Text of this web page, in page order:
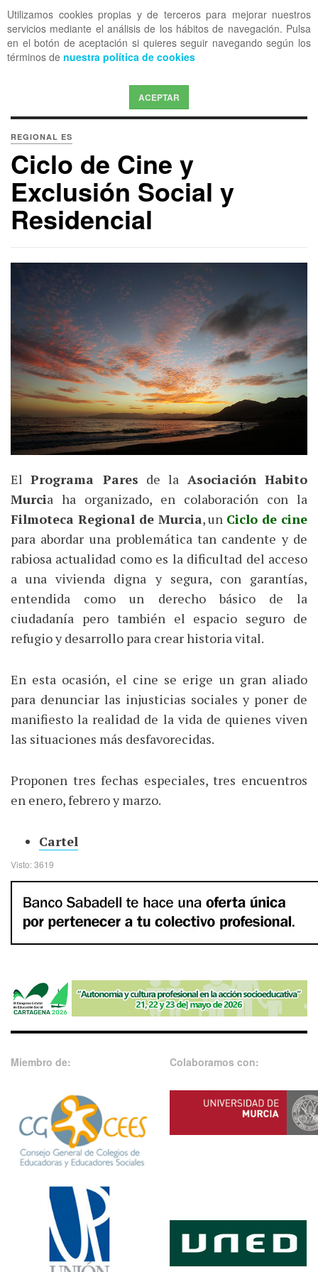
Utilizamos cookies propias y de terceros para mejorar nuestros
servicios mediante el análisis de los hábitos de navegación. Pulsa
en el botón de aceptación si quieres seguir navegando según los
términos de nuestra política de cookies
ACEPTAR
OFF CANVAS
REGIONAL ES
Ciclo de Cine y
Exclusión Social y
Residencial
ElPrograma Pares de la Asociación Habito
Murcia ha organizado, en colaboración con la
Filmoteca Regional de Murcia, un Ciclo de cine
para abordar una problemática tan candente y de
rabiosa actualidad como es la dificultad del acceso
a una vivienda digna y segura, con garantías,
entendida como un derecho básico de la
ciudadanía pero también el espacio seguro de
refugio y desarrollo para crear historia vital.
En esta ocasión, el cine se erige un gran aliado
para denunciar las injusticias sociales y poner de
manifiesto la realidad de la vida de quienes viven
las situaciones más desfavorecidas.
Proponen tres fechas especiales, tres encuentros
en enero, febrero y marzo.
Cartel
Visto: 3619
Miembro de: Colaboramos con: